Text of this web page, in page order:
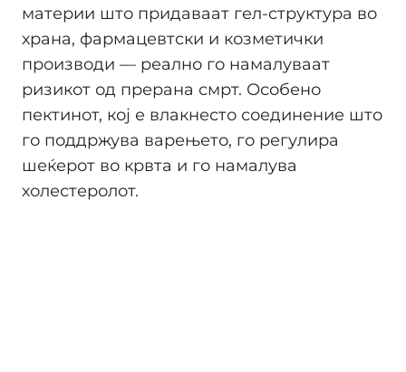
материи што придаваат гел-структура во
храна, фармацевтски и козметички
производи — реално го намалуваат
ризикот од прерана смрт. Особено
пектинот, кој е влакнесто соединение што
го поддржува варењето, го регулира
шеќерот во крвта и го намалува
холестеролот.